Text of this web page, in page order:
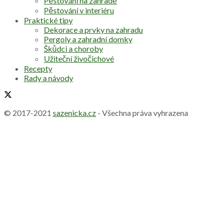
Pěstování v interiéru
Praktické tipy
Dekorace a prvky na zahradu
Pergoly a zahradní domky
Škůdci a choroby
Užiteční živočichové
Recepty
Rady a návody
© 2017-2021 sazenicka.cz - Všechna práva vyhrazena